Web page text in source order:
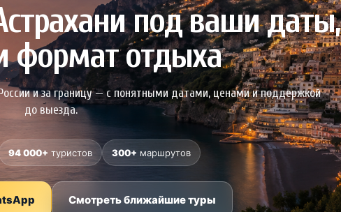
под ваши даты,
формат отдыха
и за границу — с понятными датами, ценами и поддержкой
до выезда.
94 000+ туристов 300+ маршрутов
Смотреть ближайшие туры